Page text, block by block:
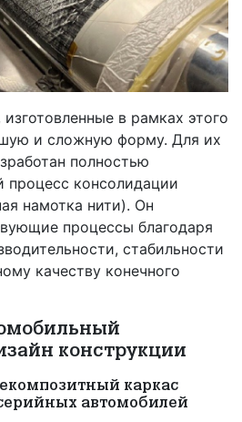
в рамках этого
и сложную форму. Для их
полностью
процесс консолидации
намотка нити). Он
процессы благодаря
стабильности
качеству конечного
конструкции
каркас
автомобилей